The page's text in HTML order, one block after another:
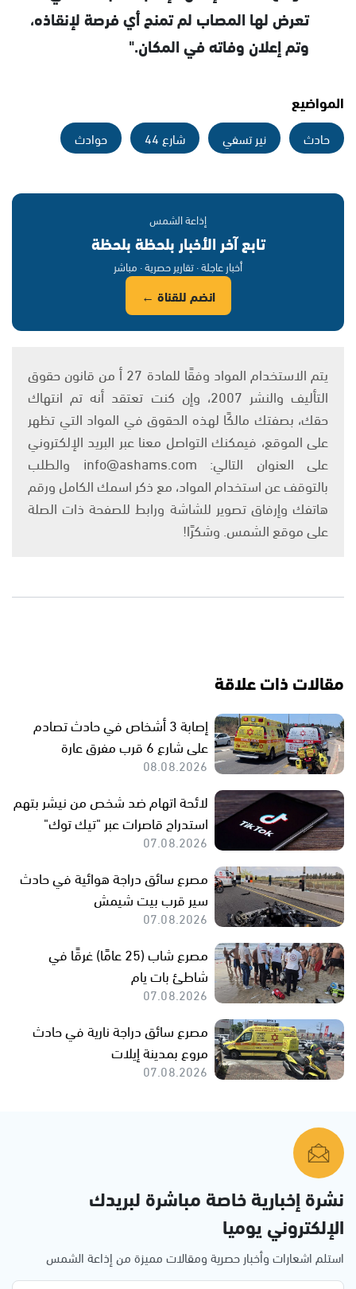
تعرض لها المصاب لم تمنح أي فرصة لإنقاذه،
وتم إعلان وفاته في المكان."
المواضيع
حادث نير تسفي شارع 44 حوادث
إذاعة الشمس
تابع آخر الأخبار بلحظة بلحظة
أخبار عاجلة · تقارير حصرية · مباشر
انضم للقناة ←
يتم الاستخدام المواد وفقًا للمادة 27 أ من قانون حقوق
التأليف والنشر 2007، وإن كنت تعتقد أنه تم انتهاك
حقك، بصفتك مالكًا لهذه الحقوق في المواد التي تظهر
على الموقع، فيمكنك التواصل معنا عبر البريد الإلكتروني
على العنوان التالي: info@ashams.com والطلب
بالتوقف عن استخدام المواد، مع ذكر اسمك الكامل ورقم
هاتفك وإرفاق تصوير للشاشة ورابط للصفحة ذات الصلة
على موقع الشمس. وشكرًا!
مقالات ذات علاقة
إصابة 3 أشخاص في حادث تصادم
على شارع 6 قرب مفرق عارة
08.08.2026
لائحة اتهام ضد شخص من نيشر بتهم
استدراج قاصرات عبر "تيك توك"
07.08.2026
مصرع سائق دراجة هوائية في حادث
سير قرب بيت شيمش
07.08.2026
مصرع شاب (25 عامًا) غرقًا في
شاطئ بات يام
07.08.2026
مصرع سائق دراجة نارية في حادث
مروع بمدينة إيلات
07.08.2026
نشرة إخبارية خاصة مباشرة لبريدك
الإلكتروني يوميا
استلم اشعارات وأخبار حصرية ومقالات مميزة من إذاعة الشمس